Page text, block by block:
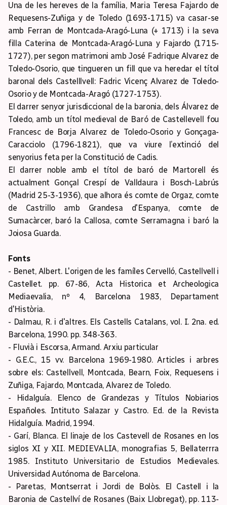
Una de les hereves de la família, Maria Teresa Fajardo de
Requesens-Zuñiga y de Toledo (1693-1715) va casar-se
amb Ferran de Montcada-Aragó-Luna (+ 1713) i la seva
filla Caterina de Montcada-Aragó-Luna y Fajardo (1715-
1727), per segon matrimoni amb José Fadrique Alvarez de
Toledo-Osorio, que tingueren un fill que va heredar el títol
baronal dels Castelllvell: Fadric Vicenç Alvarez de Toledo-
Osorio y de Montcada-Aragó (1727-1753).
El darrer senyor jurisdiccional de la baronia, dels Álvarez de
Toledo, amb un títol medieval de Baró de Castellevell fou
Francesc de Borja Alvarez de Toledo-Osorio y Gonçaga-
Caracciolo (1796-1821), que va viure l’extinció del
senyorius feta per la Constitució de Cadis.
El darrer noble amb el títol de baró de Martorell és
actualment Gonçal Crespí de Valldaura i Bosch-Labrús
(Madrid 25-3-1936), que alhora és comte de Orgaz, comte
de Castrillo amb Grandesa d'Espanya, comte de
Sumacàrcer, baró la Callosa, comte Serramagna i baró la
Joiosa Guarda.
Fonts
- Benet, Albert. L'origen de les famíles Cervelló, Castellvell i
Castellet. pp. 67-86, Acta Historica et Archeologica
Mediaevalia, nº 4, Barcelona 1983, Departament
d'Història.
- Dalmau, R. i d'altres. Els Castells Catalans, vol. I. 2na. ed.
Barcelona, 1990. pp. 348-363.
- Fluvià i Escorsa, Armand. Arxiu particular
- G.E.C., 15 vv. Barcelona 1969-1980. Articles i arbres
sobre els: Castellvell, Montcada, Bearn, Foix, Requesens i
Zuñiga, Fajardo, Montcada, Alvarez de Toledo.
- Hidalguía. Elenco de Grandezas y Títulos Nobiarios
Españoles. Intituto Salazar y Castro. Ed. de la Revista
Hidalguía. Madrid, 1994.
- Garí, Blanca. El linaje de los Castevell de Rosanes en los
siglos XI y XII. MEDIEVALIA, monografias 5, Bellaterrra
1985. Instituto Universitario de Estudios Medievales.
Universidad Autónoma de Barcelona.
- Paretas, Montserrat i Jordi de Bolòs. El Castell i la
Baronia de Castellví de Rosanes (Baix Llobregat), pp. 113-